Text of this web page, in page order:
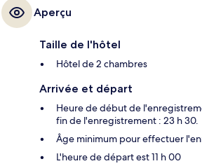
Aperçu
Taille de l'hôtel
Hôtel de 2 chambres
Arrivée et départ
Heure de début de
fin de l'enregistrement : 23 h 30.
Âge minimum pour effectuer
L'heure de départ est 11 h 00